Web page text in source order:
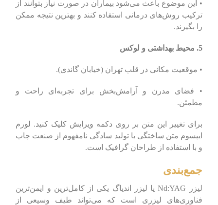
• این موضوع باعث می‌شود بیماران در صورت نیاز بتوانند از
ترکیب روش‌های درمانی استفاده کنند و بهترین نتیجه ممکن
را بگیرند.
5. محیط بهداشتی و لوکس
• موقعیت مکانی در قلب تهران (خیابان گاندی).
• فضای مدرن و آرامش‌بخش برای تجربه‌ای راحت و
مطمئن.
برای تغییر این متن بر روی دکمه ویرایش کلیک کنید. لورم
ایپسوم متن ساختگی با تولید سادگی نامفهوم از صنعت چاپ
و با استفاده از طراحان گرافیک است.
جمع‌بندی
لیزر Nd:YAG یا لیزر اندیاگ یکی از کامل‌ترین و ایمن‌ترین
فناوری‌های لیزری است که می‌تواند طیف وسیعی از